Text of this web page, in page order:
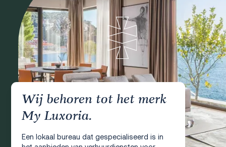
Wij behoren tot het merk
My Luxoria.
Een lokaal bureau dat gespecialiseerd is in